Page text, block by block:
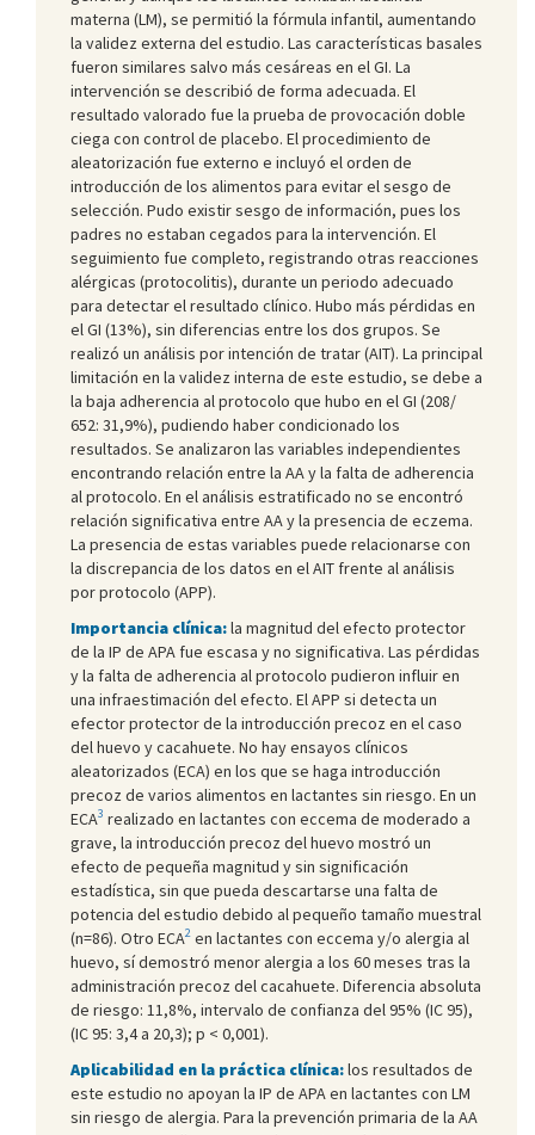
materna (LM), se permitió la fórmula infantil, aumentando
la validez externa del estudio. Las características basales
fueron similares salvo más cesáreas en el GI. La
intervención se describió de forma adecuada. El
resultado valorado fue la prueba de provocación doble
ciega con control de placebo. El procedimiento de
aleatorización fue externo e incluyó el orden de
introducción de los alimentos para evitar el sesgo de
selección. Pudo existir sesgo de información, pues los
padres no estaban cegados para la intervención. El
seguimiento fue completo, registrando otras reacciones
alérgicas (protocolitis), durante un periodo adecuado
para detectar el resultado clínico. Hubo más pérdidas en
el GI (13%), sin diferencias entre los dos grupos. Se
realizó un análisis por intención de tratar (AIT). La principal
limitación en la validez interna de este estudio, se debe a
la baja adherencia al protocolo que hubo en el GI (208/
652: 31,9%), pudiendo haber condicionado los
resultados. Se analizaron las variables independientes
encontrando relación entre la AA y la falta de adherencia
al protocolo. En el análisis estratificado no se encontró
relación significativa entre AA y la presencia de eczema.
La presencia de estas variables puede relacionarse con
la discrepancia de los datos en el AIT frente al análisis
por protocolo (APP).
Importancia clínica:la magnitud del efecto protector
de la IP de APA fue escasa y no significativa. Las pérdidas
y la falta de adherencia al protocolo pudieron influir en
una infraestimación del efecto. El APP si detecta un
efector protector de la introducción precoz en el caso
del huevo y cacahuete. No hay ensayos clínicos
aleatorizados (ECA) en los que se haga introducción
precoz de varios alimentos en lactantes sin riesgo. En un
ECA3 realizado en lactantes con eccema de moderado a
grave, la introducción precoz del huevo mostró un
efecto de pequeña magnitud y sin significación
estadística, sin que pueda descartarse una falta de
potencia del estudio debido al pequeño tamaño muestral
(n=86). Otro ECA2 en lactantes con eccema y/o alergia al
huevo, sí demostró menor alergia a los 60 meses tras la
administración precoz del cacahuete. Diferencia absoluta
de riesgo: 11,8%, intervalo de confianza del 95% (IC 95),
(IC 95: 3,4 a 20,3); p < 0,001).
Aplicabilidad en la práctica clínica:los resultados de
este estudio no apoyan la IP de APA en lactantes con LM
sin riesgo de alergia. Para la prevención primaria de la AA